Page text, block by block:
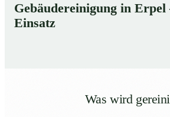
Gebäudereinigung in Erpel
Einsatz
Was wird